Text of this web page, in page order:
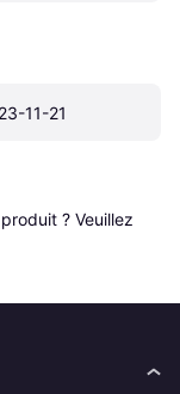
11-21
? Veuillez